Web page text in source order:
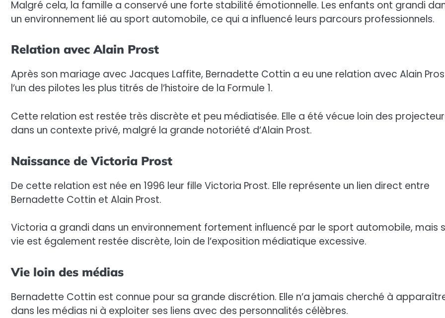
Malgré cela, la famille a conservé une forte stabilité émotionnelle. Les enfants ont grandi
un environnement lié au sport automobile, ce qui a influencé leurs parcours professionnels.
Relation avec Alain Prost
Après son mariage avec Jacques Laffite, Bernadette Cottin a eu une relation avec Alain
l’un des pilotes les plus titrés de l’histoire de la Formule 1.
Cette relation est restée très discrète et peu médiatisée. Elle a été vécue loin des
dans un contexte privé, malgré la grande notoriété d’Alain Prost.
Naissance de Victoria Prost
De cette relation est née en 1996 leur fille Victoria Prost. Elle représente un lien direct entre
Bernadette Cottin et Alain Prost.
Victoria a grandi dans un environnement fortement influencé par le sport automobile, mais
vie est également restée discrète, loin de l’exposition médiatique excessive.
Vie loin des médias
Bernadette Cottin est connue pour sa grande discrétion. Elle n’a jamais cherché à
dans les médias ni à exploiter ses liens avec des personnalités célèbres.